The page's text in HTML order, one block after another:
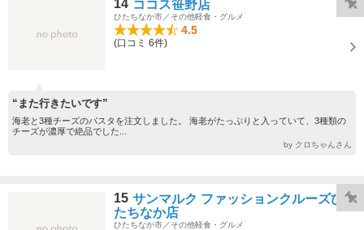
14 ココス笹野店
ひたちなか市／その他軽食・グルメ
4.5
(口コミ 6件)
“また行きたいです”
海老と3種チーズのパスタを注文しました。 海老がたっぷりと入っていて、3種類の
チーズが濃厚で絶品でした...
by クロちゃんさん
15 サンマルク ファッションクルーズひ
たちなか店
ひたちなか市／その他軽食・グルメ